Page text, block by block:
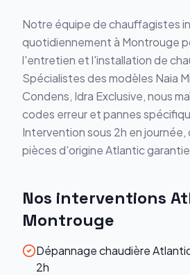
Notre équipe de chauffagistes
quotidiennement à Montrouge
l'entretien et l'installation de
Spécialistes des modèles Naia
Condens, Idra Exclusive, nous
codes erreur et pannes
Intervention sous 2h en journée,
pièces d'origineAtlantic
Nos interventions
Montrouge
Dépannage chaudière
2h